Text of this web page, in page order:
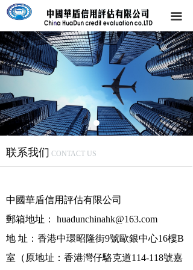
끀
联系我们 CONTACT US
中國華盾信用評估有限公司
郵箱地址： huadunchinahk@163.com
地 址：香港中環昭隆街9號歐銀中心16樓B
室（原地址：香港灣仔駱克道114-118號嘉